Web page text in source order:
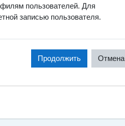
пользователей. Для
записью пользователя.
Продолжить Отмена